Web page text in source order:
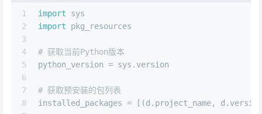
1
2
3
4
5
6
7
8
import sys
import pkg_resources
# 获取当前Python版本
python_version = sys.version
# 获取预安装的包列表
installed_packages = [(d.project_name,